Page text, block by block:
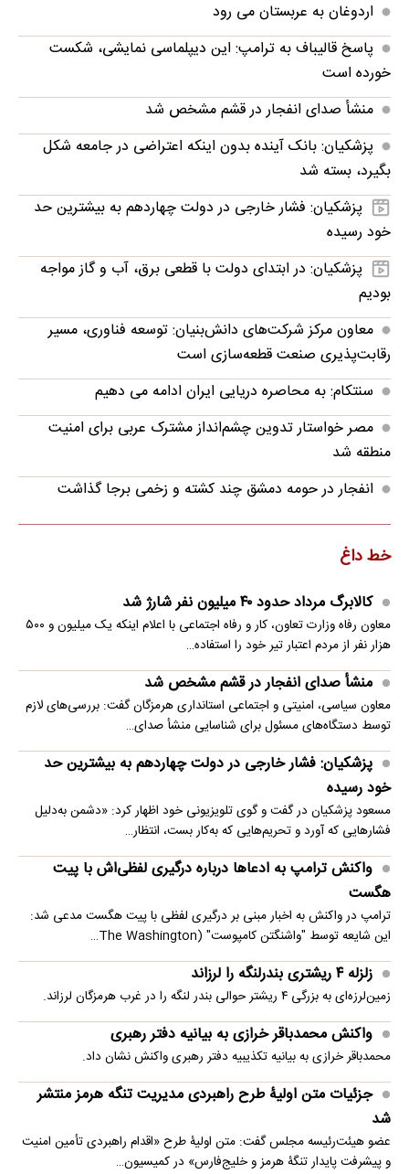
اردوغان به عربستان می رود
پاسخ قالیباف به ترامپ: این دیپلماسی نمایشی، شکست
خورده است
منشأ صدای انفجار در قشم مشخص شد
پزشکیان: بانک آینده بدون اینکه اعتراضی در جامعه شکل
بگیرد، بسته شد
پزشکیان: فشار خارجی در دولت چهاردهم به بیشترین حد
خود رسیده
پزشکیان: در ابتدای دولت با قطعی برق، آب و گاز مواجه
بودیم
معاون مرکز شرکت‌های دانش‌بنیان: توسعه فناوری، مسیر
رقابت‌پذیری صنعت قطعه‌سازی است
سنتکام: به محاصره دریایی ایران ادامه می دهیم
مصر خواستار تدوین چشم‌انداز مشترک عربی برای امنیت
منطقه شد
انفجار در حومه دمشق چند کشته و زخمی برجا گذاشت
خط داغ
کالابرگ مرداد حدود ۴۰‌ میلیون نفر شارژ شد
معاون رفاه وزارت تعاون، کار و رفاه اجتماعی با اعلام اینکه یک میلیون و ۵۰۰
هزار نفر از مردم اعتبار تیر خود را استفاده…
منشأ صدای انفجار در قشم مشخص شد
معاون سیاسی، امنیتی و اجتماعی استانداری هرمزگان گفت: بررسی‌های لازم
توسط دستگاه‌های مسئول برای شناسایی منشأ صدای…
پزشکیان: فشار خارجی در دولت چهاردهم به بیشترین حد
خود رسیده
مسعود پزشکیان در گفت و گوی تلویزیونی خود اظهار کرد: «دشمن به‌دلیل
فشارهایی که آورد و تحریم‌هایی که به‌کار بست، انتظار…
واکنش ترامپ به ادعاها درباره درگیری لفظی‌اش با پیت
هگست
ترامپ در واکنش به اخبار مبنی بر درگیری لفظی با پیت هگست مدعی شد:
این شایعه توسط "واشنگتن کامپوست" (The Washington…
زلزله ۴ ریشتری بندرلنگه را لرزاند
زمین‌لرزه‌ای به بزرگی ۴ ریشتر حوالی بندر لنگه را در غرب هرمزگان لرزاند.
واکنش محمدباقر خرازی به بیانیه دفتر رهبری
محمدباقر خرازی به بیانیه تکذیبیه دفتر رهبری واکنش نشان داد.
جزئیات متن اولیۀ طرح راهبردی مدیریت تنگه هرمز منتشر
شد
عضو هیئت‌رئیسه مجلس گفت: متن اولیۀ طرح «اقدام راهبردی تأمین امنیت
و پیشرفت پایدار تنگۀ هرمز و خلیج‌فارس» در کمیسیون…